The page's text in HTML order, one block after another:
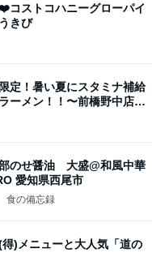
コストコハニーグローパイ
きび
定！暑い夏にスタミナ補給
ーメン！！〜前橋野中店さ
部のせ醤油 大盛@和風中華
愛知県西尾市
食の備忘録
)メニューと大人気「道の